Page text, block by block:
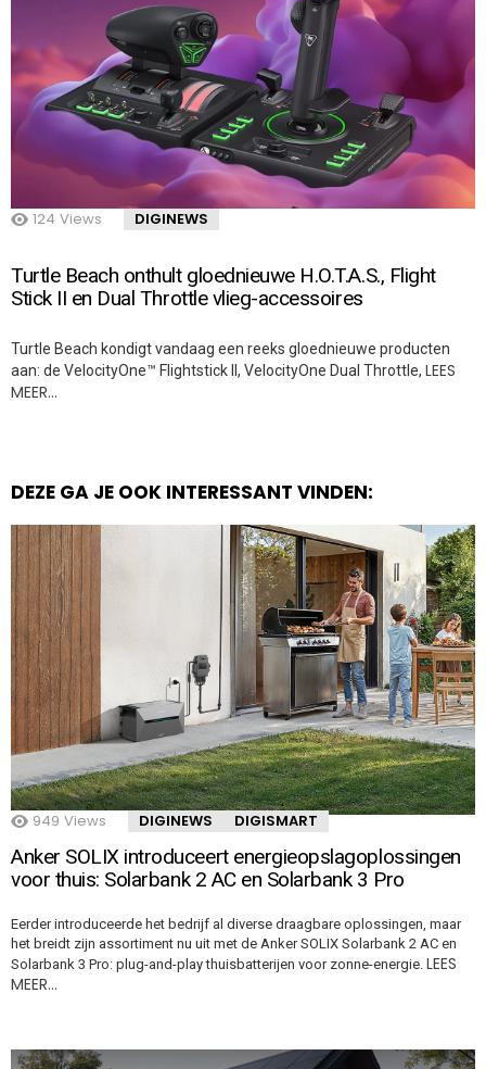
124 Views DIGINEWS
Turtle Beach onthult gloednieuwe H.O.T.A.S., Flight
Stick II en Dual Throttle vlieg-accessoires
Turtle Beach kondigt vandaag een reeks gloednieuwe producten
aan: de VelocityOne™ Flightstick II, VelocityOne Dual Throttle, LEES
MEER…
DEZE GA JE OOK INTERESSANT VINDEN:
949 Views DIGINEWS DIGISMART
Anker SOLIX introduceert energieopslagoplossingen
voor thuis: Solarbank 2 AC en Solarbank 3 Pro
Eerder introduceerde het bedrijf al diverse draagbare oplossingen, maar
het breidt zijn assortiment nu uit met de Anker SOLIX Solarbank 2 AC en
Solarbank 3 Pro: plug-and-play thuisbatterijen voor zonne-energie. LEES
MEER…